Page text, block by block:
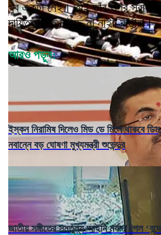
খুব একটা নেই। তাই তাঁর ওপর সরাসরি
দায়িত্ব দিতে চাইছে না নাইট কর্তারা।
আরও পড়ুন:
ইস্কন নিরামিষ দিলেও মিড ডে মিলে থাকবে
নবান্নে বড় ঘোষণা মুখ্যমন্ত্রী শুভেন্দুর
জাতীয় সঙ্গীতের সমতুল্য আইনি মর্যাদা পেল